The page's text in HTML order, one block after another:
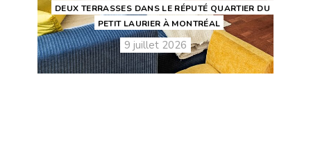
DEUX TERRASSES DANS LE RÉPUTÉ QUARTIER DU
PETIT LAURIER À MONTRÉAL
9 juillet 2026